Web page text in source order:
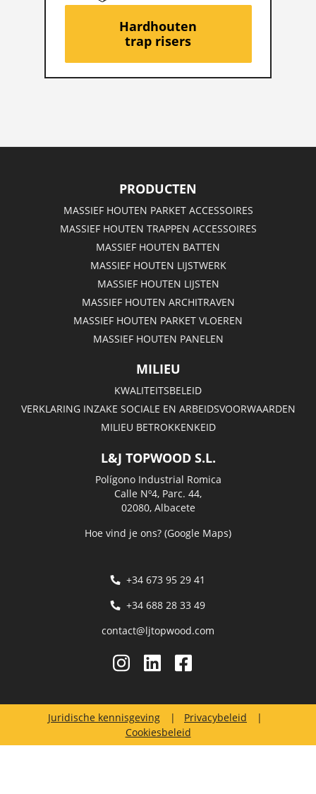
Hardhouten
trap risers
PRODUCTEN
MASSIEF HOUTEN PARKET ACCESSOIRES
MASSIEF HOUTEN TRAPPEN ACCESSOIRES
MASSIEF HOUTEN BATTEN
MASSIEF HOUTEN LIJSTWERK
MASSIEF HOUTEN LIJSTEN
MASSIEF HOUTEN ARCHITRAVEN
MASSIEF HOUTEN PARKET VLOEREN
MASSIEF HOUTEN PANELEN
MILIEU
KWALITEITSBELEID
VERKLARING INZAKE SOCIALE EN ARBEIDSVOORWAARDEN
MILIEU BETROKKENKEID
L&J TOPWOOD S.L.
Polígono Industrial Romica
Calle Nº4, Parc. 44,
02080, Albacete
Hoe vind je ons? (Google Maps)
+34 673 95 29 41
+34 688 28 33 49
contact@ljtopwood.com
Juridische kennisgeving
Privacybeleid
Cookiesbeleid